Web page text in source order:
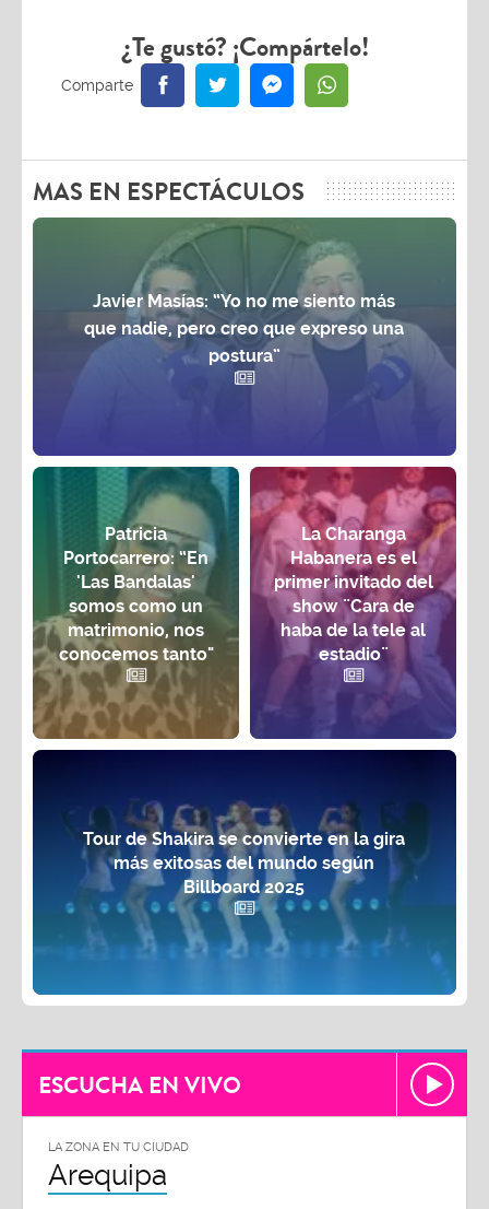
¿Te gustó? ¡Compártelo!
MAS EN ESPECTÁCULOS
Javier Masías: “Yo no me siento más
que nadie, pero creo que expreso una
postura”
Patricia
Portocarrero: “En
'Las Bandalas'
somos como un
matrimonio, nos
conocemos tanto"
La Charanga
Habanera es el
primer invitado del
show ¨Cara de
haba de la tele al
estadio¨
Tour de Shakira se convierte en la gira
más exitosas del mundo según
Billboard 2025
ESCUCHA EN VIVO
LA ZONA EN TU CIUDAD
Arequipa